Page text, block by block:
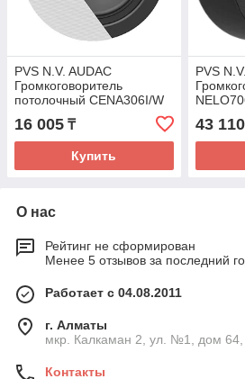
PVS N.V. AUDAC
Громкоговоритель
потолочный CENA306I/W
16 005 ₸
Купить
PVS
43 110
О нас
Рейтинг не сформирован
Менее 5 отзывов за последний
Работает с 04.08.2011
г. Алматы
мкр. Калкаман 2, ул. №1, дом 64,
Контакты